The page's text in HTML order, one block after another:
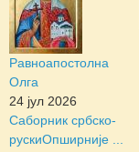
Равноапостолна
Олга
24 јул 2026
Саборник србско-
рускиОпширније ...